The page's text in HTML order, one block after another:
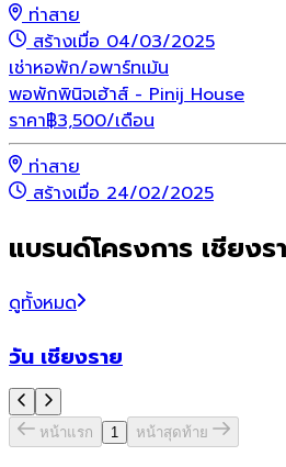
ท่าสาย
สร้างเมื่อ 04/03/2025
เช่าหอพัก/อพาร์ทเม้น
พอพักพินิจเฮ้าส์ - Pinij House
ราคา฿3,500/เดือน
ท่าสาย
สร้างเมื่อ 24/02/2025
แบรนด์โครงการ เชียงร
ดูทั้งหมด
วัน เชียงราย
หน้าแรก 1 หน้าสุดท้าย